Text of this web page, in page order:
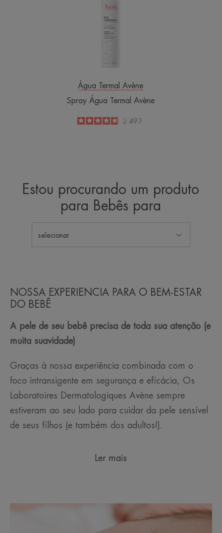
Termal
Água Termal Avène
Spray Água Termal Avène
4.8
/
5
2.493
Estou procurando um produto
para Bebês para
selecionar
NOSSA EXPERIÊNCIA PARA O BEM-ESTAR
DO BEBÊ
A pele de seu bebê precisa de toda sua atenção (e
muita suavidade)
Graças à nossa experiência combinada com o
foco intransigente em segurança e eficácia, Os
Laboratoires Dermatologiques Avène sempre
estiveram ao seu lado para cuidar da pele sensível
de seus filhos (e também dos adultos!).
Ler mais